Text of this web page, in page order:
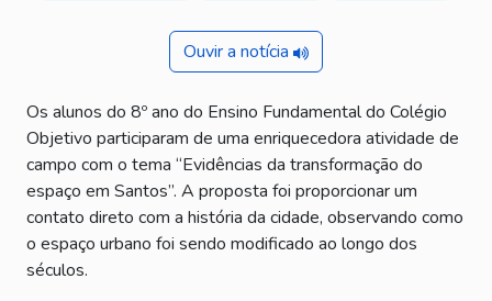
Ouvir a notícia
Os alunos do 8º ano do Ensino Fundamental do Colégio
Objetivo participaram de uma enriquecedora atividade de
campo com o tema “Evidências da transformação do
espaço em Santos”. A proposta foi proporcionar um
contato direto com a história da cidade, observando como
o espaço urbano foi sendo modificado ao longo dos
séculos.